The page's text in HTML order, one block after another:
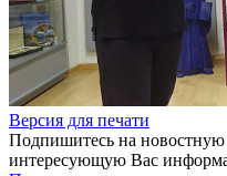
Версия для печати
Подпишитесь на новостную
интересующую Вас